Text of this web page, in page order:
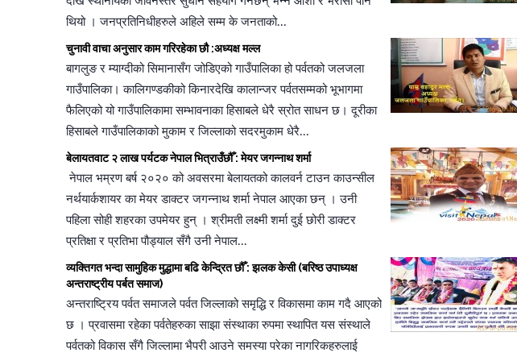
थियो । जनप्रतिनिधीहरुले अहिले सम्म के जनताको...
चुनावी वाचा अनुसार काम गरिरहेका छौ :अध्यक्ष मल्ल
बागलुङ र म्याग्दीको सिमानासँग जोडिएको गाउँपालिका हो पर्वतको जलजला
गाउँपालिका। कालिगण्डकीको किनारदेखि कालान्जर पर्वतसम्मको भूभागमा
फैलिएको यो गाउँपालिकामा सम्भावनाका हिसाबले धेरै स्रोत साधन छ। दूरीका
हिसाबले गाउँपालिकाको मुकाम र जिल्लाको सदरमुकाम धेरै...
बेलायतवाट २ लाख पर्यटक नेपाल भित्राउँछौँ : मेयर जगन्नाथ शर्मा
नेपाल भम्रण बर्ष २०२० को अवसरमा बेलायतको कालवर्न टाउन काउन्सील
नर्थयार्कशायर का मेयर डाक्टर जगन्नाथ शर्मा नेपाल आएका छन् । उनी
पहिला सोही शहरका उपमेयर हुन् । श्रीमती लक्ष्मी शर्मा दुई छोरी डाक्टर
प्रतिक्षा र प्रतिभा पौड्याल सँगै उनी नेपाल...
व्यक्तिगत भन्दा सामुहिक मुद्धामा बढि केन्द्रित छौँ : झलक केसी (बरिष्ठ उपाध्यक्ष
अन्तराष्ट्रीय पर्बत समाज)
अन्तराष्ट्रिय पर्वत समाजले पर्वत जिल्लाको समृद्धि र विकासमा काम गदै आएको
छ । प्रवासमा रहेका पर्वतेहरुका साझा संस्थाका रुपमा स्थापित यस संस्थाले
पर्वतको विकास सँगै जिल्लामा भैपरी आउने समस्या परेका नागरिकहरुलाई